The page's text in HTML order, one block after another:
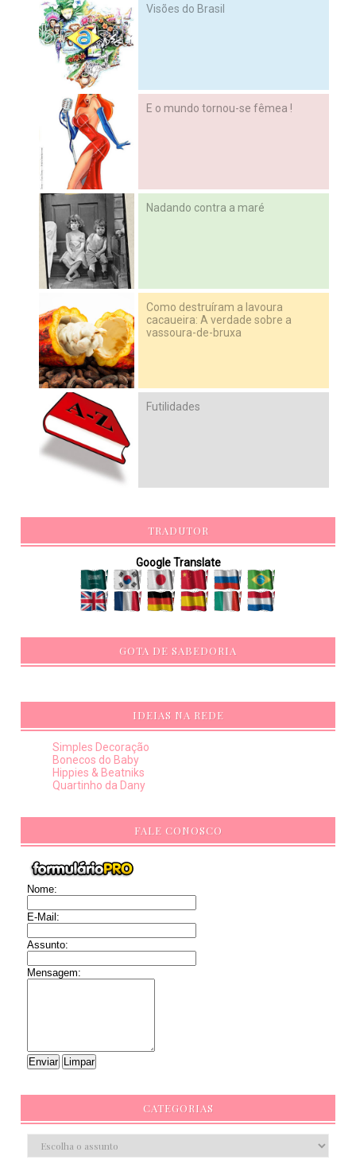
Visões do Brasil
E o mundo tornou-se fêmea !
Nadando contra a maré
Como destruíram a lavoura
cacaueira: A verdade sobre a
vassoura-de-bruxa
Futilidades
TRADUTOR
Google Translate
GOTA DE SABEDORIA
IDEIAS NA REDE
Simples Decoração
Bonecos do Baby
Hippies & Beatniks
Quartinho da Dany
FALE CONOSCO
Nome:
E-Mail:
Assunto:
Mensagem:
CATEGORIAS